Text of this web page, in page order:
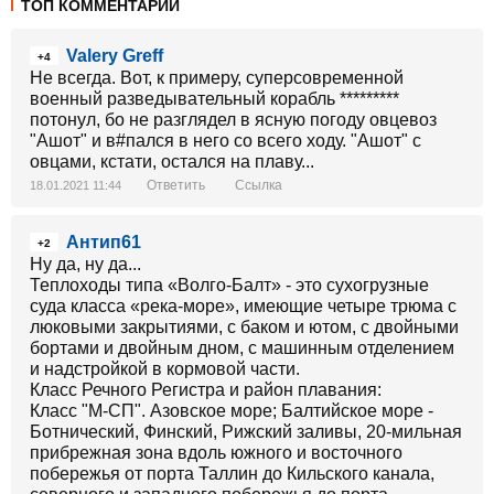
ТОП КОММЕНТАРИИ
+4
Valery Greff
Не всегда. Вот, к примеру, суперсовременной
военный разведывательный корабль *********
потонул, бо не разглядел в ясную погоду овцевоз
"Ашот" и в#пался в него со всего ходу. "Ашот" с
овцами, кстати, остался на плаву...
18.01.2021 11:44 Ответить Ссылка
+2
Антип61
Ну да, ну да...
Теплоходы типа «Волго-Балт» - это сухогрузные
суда класса «река-море», имеющие четыре трюма с
люковыми закрытиями, с баком и ютом, с двойными
бортами и двойным дном, с машинным отделением
и надстройкой в кормовой части.
Класс Речного Регистра и район плавания:
Класс "М-СП". Азовское море; Балтийское море -
Ботнический, Финский, Рижский заливы, 20-мильная
прибрежная зона вдоль южного и восточного
побережья от порта Таллин до Кильского канала,